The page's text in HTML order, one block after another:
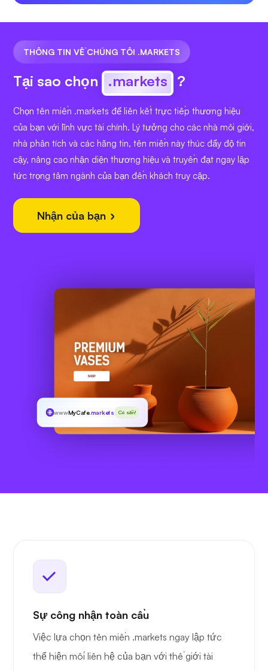
THÔNG TIN VỀ CHÚNG TÔI .MARKETS
Tại sao chọn .markets ?
Chọn tên miền .markets để liên kết trực tiếp thương hiệu
của bạn với lĩnh vực tài chính. Lý tưởng cho các nhà môi giới,
nhà phân tích và các hãng tin, tên miền này thúc đẩy độ tin
cậy, nâng cao nhận diện thương hiệu và truyền đạt ngay lập
tức trọng tâm ngành của bạn đến khách truy cập.
Nhận của bạn
wwwMyCafe.markets Có sẵn!
Sự công nhận toàn cầu
Việc lựa chọn tên miền .markets ngay lập tức
thể hiện mối liên hệ của bạn với thế giới tài